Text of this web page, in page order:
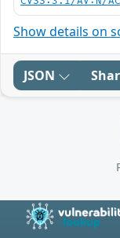
Show details on
JSON